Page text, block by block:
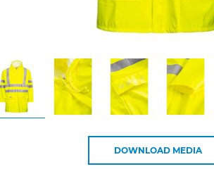
DOWNLOAD MEDIA